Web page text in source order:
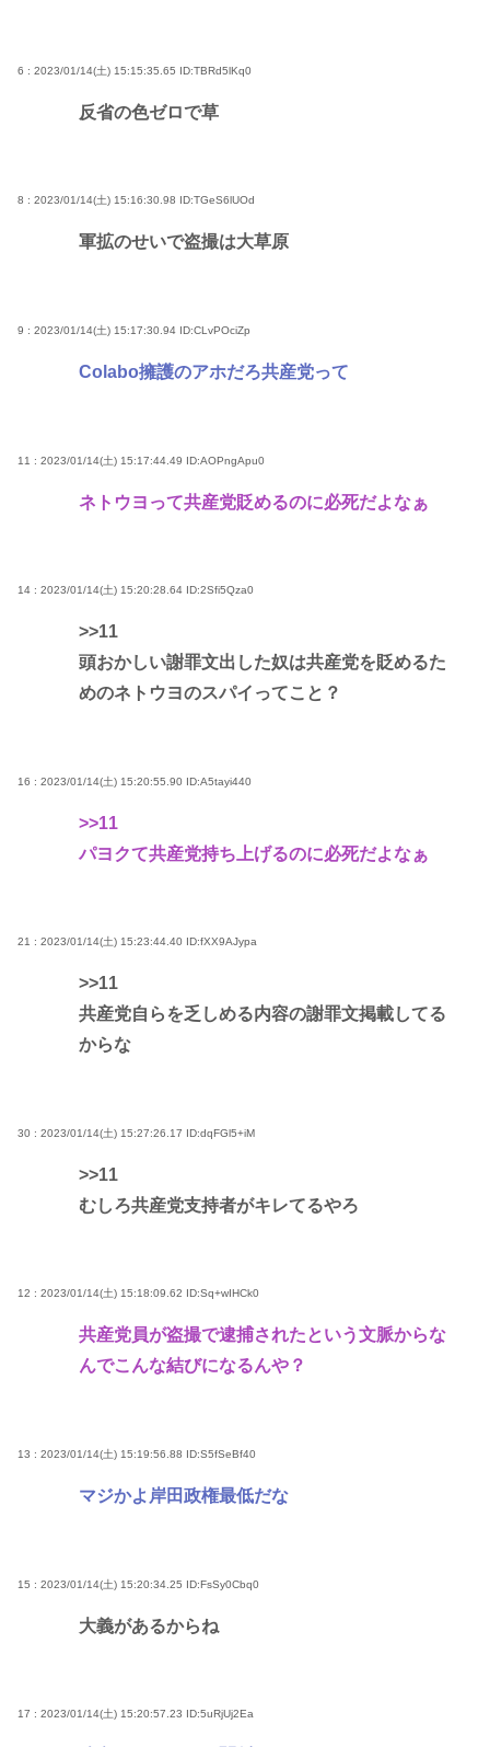
6 : 2023/01/14(土) 15:15:35.65 ID:TBRd5lKq0
反省の色ゼロで草
8 : 2023/01/14(土) 15:16:30.98 ID:TGeS6lUOd
軍拡のせいで盗撮は大草原
9 : 2023/01/14(土) 15:17:30.94 ID:CLvPOciZp
Colabo擁護のアホだろ共産党って
11 : 2023/01/14(土) 15:17:44.49 ID:AOPngApu0
ネトウヨって共産党貶めるのに必死だよなぁ
14 : 2023/01/14(土) 15:20:28.64 ID:2Sfi5Qza0
>>11
頭おかしい謝罪文出した奴は共産党を貶めるた
めのネトウヨのスパイってこと？
16 : 2023/01/14(土) 15:20:55.90 ID:A5tayi440
>>11
パヨクて共産党持ち上げるのに必死だよなぁ
21 : 2023/01/14(土) 15:23:44.40 ID:fXX9AJypa
>>11
共産党自らを乏しめる内容の謝罪文掲載してる
からな
30 : 2023/01/14(土) 15:27:26.17 ID:dqFGl5+iM
>>11
むしろ共産党支持者がキレてるやろ
12 : 2023/01/14(土) 15:18:09.62 ID:Sq+wIHCk0
共産党員が盗撮で逮捕されたという文脈からな
んでこんな結びになるんや？
13 : 2023/01/14(土) 15:19:56.88 ID:S5fSeBf40
マジかよ岸田政権最低だな
15 : 2023/01/14(土) 15:20:34.25 ID:FsSy0Cbq0
大義があるからね
17 : 2023/01/14(土) 15:20:57.23 ID:5uRjUj2Ea